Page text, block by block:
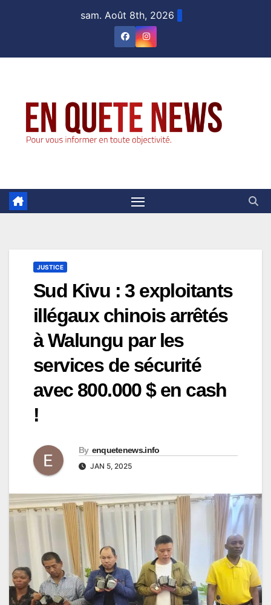
sam. Août 8th, 2026
JUSTICE
Sud Kivu : 3 exploitants
illégaux chinois arrêtés
à Walungu par les
services de sécurité
avec 800.000 $ en cash
!
By enquetenews.info
JAN 5, 2025